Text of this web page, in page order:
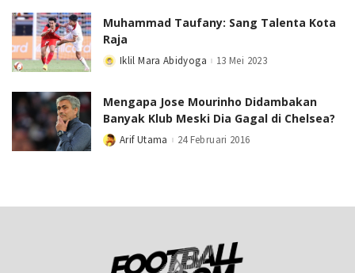
Muhammad Taufany: Sang Talenta Kota
Raja
PostedIklil Mara Abidyoga 13 Mei 2023
Mengapa Jose Mourinho Didambakan
Banyak Klub Meski Dia Gagal di Chelsea?
PostedArif Utama 24 Februari 2016